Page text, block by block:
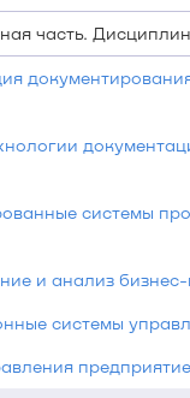
часть.
системы
и анализ
системы